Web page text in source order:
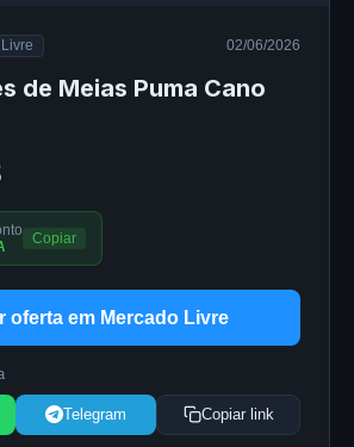
02/06/2026
de Meias Puma Cano
Copiar
oferta em Mercado Livre
Telegram Copiar link